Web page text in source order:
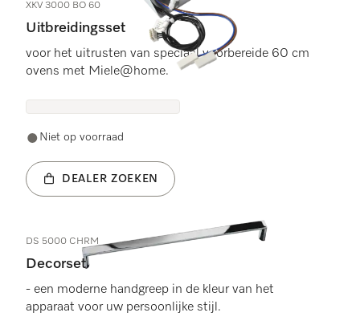
XKV 3000 BO 60
Uitbreidingsset
voor het uitrusten van speciaal voorbereide 60 cm
ovens met Miele@home.
Niet op voorraad
DEALER ZOEKEN
DS 5000 CHRM
Decorset
- een moderne handgreep in de kleur van het
apparaat voor uw persoonlijke stijl.